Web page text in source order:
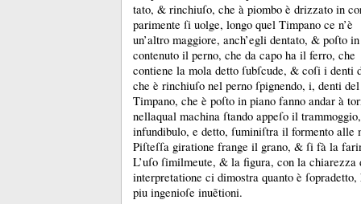
tato, & rinchiuſo, che à piombo è drizzato in
parimente ſi uolge, longo quel Timpano ce n’è
un’altro maggiore, anch’egli dentato, & poſto
contenuto il perno, che da capo ha il ferro, che
contiene la mola detto ſubſcude, & coſi i denti
che è rinchiuſo nel perno ſpignendo, i, denti del
Timpano, che è poſto in piano fanno andar à
nellaqual machina ſtando appeſo il
infundibulo, e detto, ſuminiſtra il formento
Piſteſſa giratione frange il grano, & ſi fà la
L’uſo ſimilmeute, & la figura, con la chiarezza
interpretatione ci dimostra quanto è
piu ingenioſe inuẽtioni.